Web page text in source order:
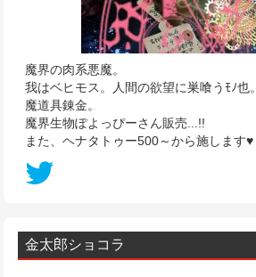
魔界の肉系悪魔。
我はベヒモス。人間の欲望に巣喰うﾓﾉ也。
魔道具錬金。
魔界生物ぽよっぴーさん販売...!!
また、ヘナタトゥー500～から施します♥
金太郎ショコラ